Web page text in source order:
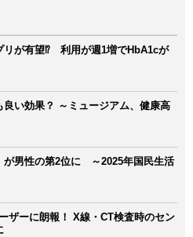
リが有望⁉ 利用が週1増でHbA1cが
良い効果？ ～ミュージアム、健康高
が男性の第2位に ～2025年国民生活
ザーに朗報！ X線・CT検査時のセン